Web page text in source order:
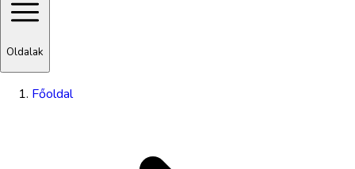
Oldalak
Főoldal